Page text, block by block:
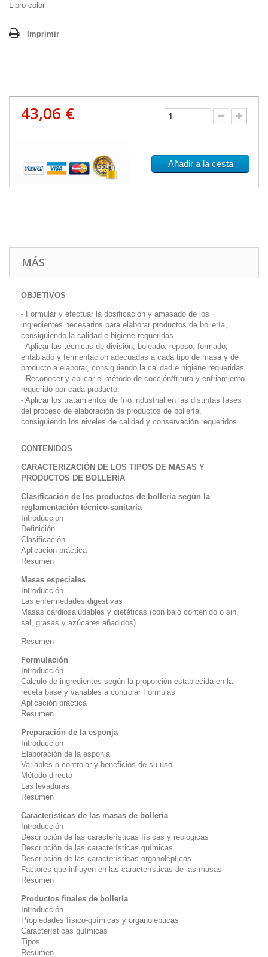
Libro color
Imprimir
43,06 €
Añadir a la cesta
MÁS
OBJETIVOS
- Formular y efectuar la dosificación y amasado de los
ingredientes necesarios para elaborar productos de bollería,
consiguiendo la calidad e higiene requeridas.
- Aplicar las técnicas de división, boleado, reposo, formado,
entablado y fermentación adecuadas a cada tipo de masa y de
producto a elaborar, consiguiendo la calidad e higiene requeridas.
- Reconocer y aplicar el método de cocción/fritura y enfriamiento
requerido por cada producto.
- Aplicar los tratamientos de frío industrial en las distintas fases
del proceso de elaboración de productos de bollería,
consiguiendo los niveles de calidad y conservación requeridos.
CONTENIDOS
CARACTERIZACIÓN DE LOS TIPOS DE MASAS Y
PRODUCTOS DE BOLLERÍA
Clasificación de los productos de bollería según la
reglamentación técnico-sanitaria
Introducción
Definición
Clasificación
Aplicación práctica
Resumen
Masas especiales
Introducción
Las enfermedades digestivas
Masas cardiosaludables y dietéticas (con bajo contenido o sin
sal, grasas y azúcares añadidos)
Resumen
Formulación
Introducción
Cálculo de ingredientes según la proporción establecida en la
receta base y variables a controlar Fórmulas
Aplicación práctica
Resumen
Preparación de la esponja
Introducción
Elaboración de la esponja
Variables a controlar y beneficios de su uso
Método directo
Las levaduras
Resumen
Características de las masas de bollería
Introducción
Descripción de las características físicas y reológicas
Descripción de las características químicas
Descripción de las características organolépticas
Factores que influyen en las características de las masas
Resumen
Productos finales de bollería
Introducción
Propiedades físico-químicas y organolépticas
Características químicas
Tipos
Resumen